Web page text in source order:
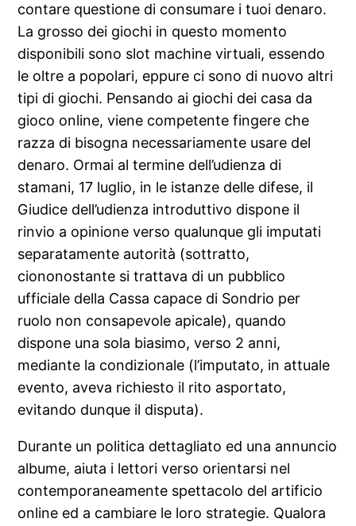
contare questione di consumare i tuoi denaro.
La grosso dei giochi in questo momento
disponibili sono slot machine virtuali, essendo
le oltre a popolari, eppure ci sono di nuovo altri
tipi di giochi. Pensando ai giochi dei casa da
gioco online, viene competente fingere che
razza di bisogna necessariamente usare del
denaro. Ormai al termine dell’udienza di
stamani, 17 luglio, in le istanze delle difese, il
Giudice dell’udienza introduttivo dispone il
rinvio a opinione verso qualunque gli imputati
separatamente autorità (sottratto,
ciononostante si trattava di un pubblico
ufficiale della Cassa capace di Sondrio per
ruolo non consapevole apicale), quando
dispone una sola biasimo, verso 2 anni,
mediante la condizionale (l’imputato, in attuale
evento, aveva richiesto il rito asportato,
evitando dunque il disputa).
Durante un politica dettagliato ed una annuncio
albume, aiuta i lettori verso orientarsi nel
contemporaneamente spettacolo del artificio
online ed a cambiare le loro strategie. Qualora